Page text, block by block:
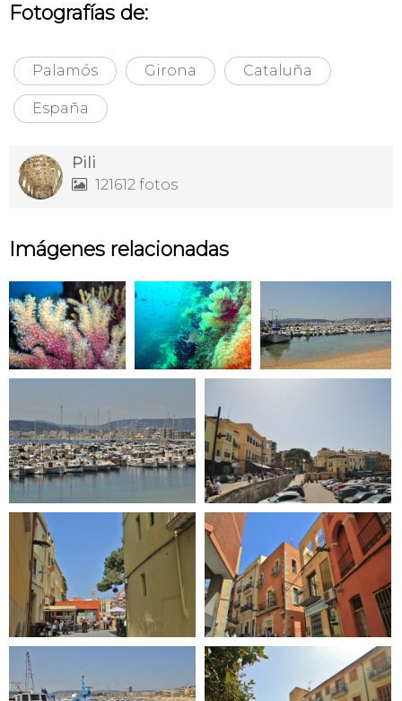
Fotografías de:
Palamós Girona Cataluña
España
Pili
 121612 fotos
Imágenes relacionadas